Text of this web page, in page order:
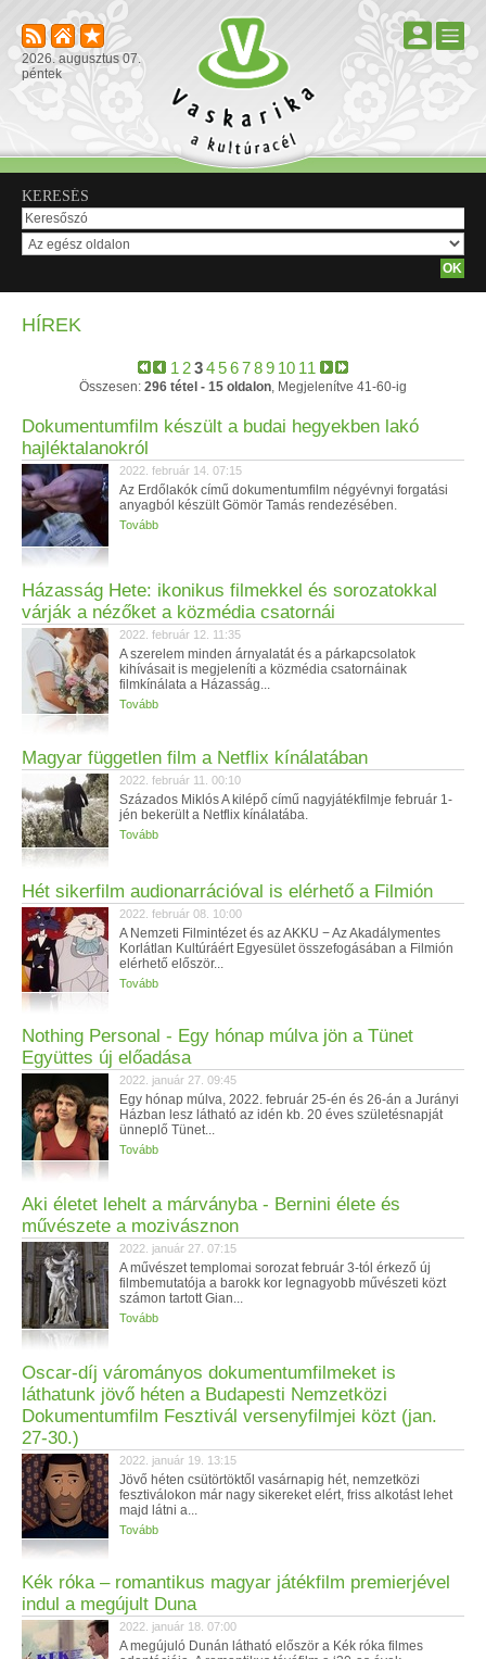
2026. augusztus 07.
péntek
KERESÉS
HÍREK
1 23456789 10 11
Összesen: 296 tétel - 15 oldalon, Megjelenítve 41-60-ig
Dokumentumfilm készült a budai hegyekben lakó
hajléktalanokról
2022. február 14. 07:15
Az Erdőlakók című dokumentumfilm négyévnyi forgatási
anyagból készült Gömör Tamás rendezésében.
Tovább
Házasság Hete: ikonikus filmekkel és sorozatokkal
várják a nézőket a közmédia csatornái
2022. február 12. 11:35
A szerelem minden árnyalatát és a párkapcsolatok
kihívásait is megjeleníti a közmédia csatornáinak
filmkínálata a Házasság...
Tovább
Magyar független film a Netflix kínálatában
2022. február 11. 00:10
Százados Miklós A kilépő című nagyjátékfilmje február 1-
jén bekerült a Netflix kínálatába.
Tovább
Hét sikerfilm audionarrációval is elérhető a Filmión
2022. február 08. 10:00
A Nemzeti Filmintézet és az AKKU − Az Akadálymentes
Korlátlan Kultúráért Egyesület összefogásában a Filmión
elérhető először...
Tovább
Nothing Personal - Egy hónap múlva jön a Tünet
Együttes új előadása
2022. január 27. 09:45
Egy hónap múlva, 2022. február 25-én és 26-án a Jurányi
Házban lesz látható az idén kb. 20 éves születésnapját
ünneplő Tünet...
Tovább
Aki életet lehelt a márványba - Bernini élete és
művészete a mozivásznon
2022. január 27. 07:15
A művészet templomai sorozat február 3-tól érkező új
filmbemutatója a barokk kor legnagyobb művészeti közt
számon tartott Gian...
Tovább
Oscar-díj várományos dokumentumfilmeket is
láthatunk jövő héten a Budapesti Nemzetközi
Dokumentumfilm Fesztivál versenyfilmjei közt (jan.
27-30.)
2022. január 19. 13:15
Jövő héten csütörtöktől vasárnapig hét, nemzetközi
fesztiválokon már nagy sikereket elért, friss alkotást lehet
majd látni a...
Tovább
Kék róka – romantikus magyar játékfilm premierjével
indul a megújult Duna
2022. január 18. 07:00
A megújuló Dunán látható először a Kék róka filmes